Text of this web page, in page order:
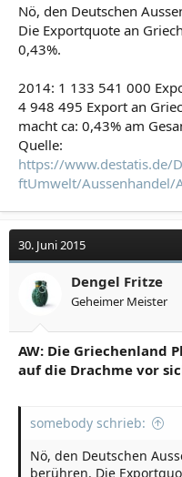
Nö, den Deutschen
Die Exportquote an
0,43%.
2014: 1 133 541 000
4 948 495 Export an
macht ca: 0,43% am
Quelle:
https://www.destatis.de/
ftUmwelt/Aussenhandel/
30. Juni 2015
Dengel Fritze
Geheimer Meister
AW: Die Griechenland
auf die Drachme vor
somebody schrieb:
Nö, den Deutschen
berühren. Die